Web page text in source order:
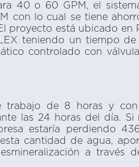
40 o 60 GPM, el
con lo cual se tiene
proyecto está ubicado en
teniendo un tiempo de
controlado con
trabajo de 8 horas y
las 24 horas del día. Si
estaría perdiendo
cantidad de agua,
a través